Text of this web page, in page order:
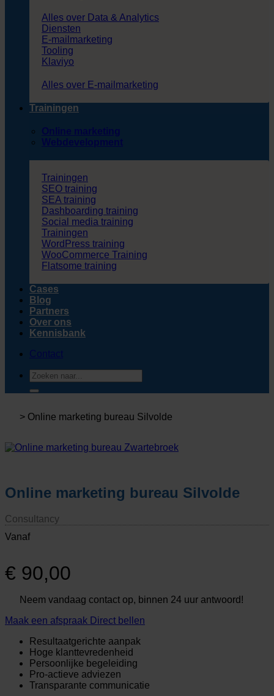
Alles over Data & Analytics
Diensten
E-mailmarketing
Tooling
Klaviyo
Alles over E-mailmarketing
Trainingen
Online marketing
Webdevelopment
Trainingen
SEO training
SEA training
Dashboarding training
Social media training
Trainingen
WordPress training
WooCommerce Training
Flatsome training
Cases
Blog
Partners
Over ons
Kennisbank
Contact
Zoeken
naar:
> Online marketing bureau Silvolde
Online marketing bureau Silvolde
Consultancy
Vanaf
€ 90,00
Neem vandaag contact op, binnen 24 uur antwoord!
Maak een afspraak Direct bellen
Resultaatgerichte aanpak
Hoge klanttevredenheid
Persoonlijke begeleiding
Pro-actieve adviezen
Transparante communicatie